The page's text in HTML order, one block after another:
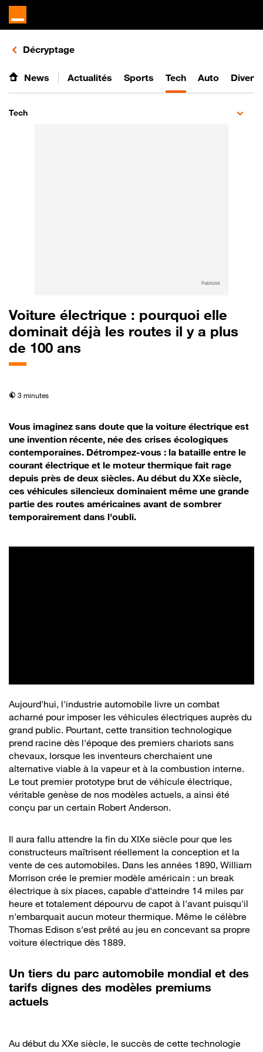
Retours vers le listing d'articles de la catégorie
Décryptage
News Actualités Sports Tech Auto
Tech
Publicité
Voiture électrique : pourquoi elle
dominait déjà les routes il y a plus
de 100 ans
temps de lecture
3 minutes
Vous imaginez sans doute que la voiture électrique est
une invention récente, née des crises écologiques
contemporaines. Détrompez-vous : la bataille entre le
courant électrique et le moteur thermique fait rage
depuis près de deux siècles. Au début du XXe siècle,
ces véhicules silencieux dominaient même une grande
partie des routes américaines avant de sombrer
temporairement dans l'oubli.
Aujourd'hui, l'industrie automobile livre un combat
acharné pour imposer les véhicules électriques auprès du
grand public. Pourtant, cette transition technologique
prend racine dès l'époque des premiers chariots sans
chevaux, lorsque les inventeurs cherchaient une
alternative viable à la vapeur et à la combustion interne.
Le tout premier prototype brut de véhicule électrique,
véritable genèse de nos modèles actuels, a ainsi été
conçu par un certain Robert Anderson.
Il aura fallu attendre la fin du XIXe siècle pour que les
constructeurs maîtrisent réellement la conception et la
vente de ces automobiles. Dans les années 1890, William
Morrison crée le premier modèle américain : un break
électrique à six places, capable d'atteindre 14 miles par
heure et totalement dépourvu de capot à l'avant puisqu'il
n'embarquait aucun moteur thermique. Même le célèbre
Thomas Edison s'est prêté au jeu en concevant sa propre
voiture électrique dès 1889.
Un tiers du parc automobile mondial et des
tarifs dignes des modèles premiums
actuels
Au début du XXe siècle, le succès de cette technologie